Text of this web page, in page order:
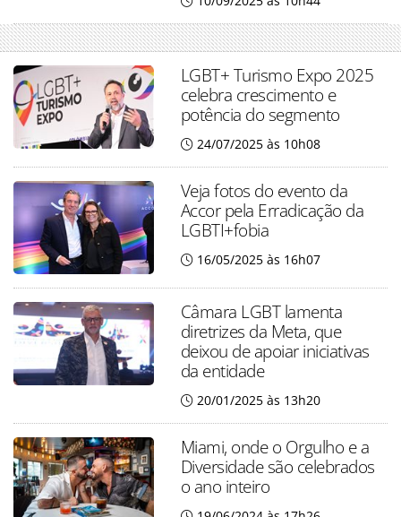
LGBT+ Turismo Expo 2025
celebra crescimento e
potência do segmento
24/07/2025 às 10h08
Veja fotos do evento da
Accor pela Erradicação da
LGBTI+fobia
16/05/2025 às 16h07
Câmara LGBT lamenta
diretrizes da Meta, que
deixou de apoiar iniciativas
da entidade
20/01/2025 às 13h20
Miami, onde o Orgulho e a
Diversidade são celebrados
o ano inteiro